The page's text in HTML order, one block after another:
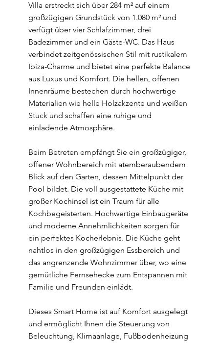
Villa erstreckt sich über 284 m² auf einem
großzügigen Grundstück von 1.080 m² und
verfügt über vier Schlafzimmer, drei
Badezimmer und ein Gäste-WC. Das Haus
verbindet zeitgenössischen Stil mit rustikalem
Ibiza-Charme und bietet eine perfekte Balance
aus Luxus und Komfort. Die hellen, offenen
Innenräume bestechen durch hochwertige
Materialien wie helle Holzakzente und weißen
Stuck und schaffen eine ruhige und
einladende Atmosphäre.
Beim Betreten empfängt Sie ein großzügiger,
offener Wohnbereich mit atemberaubendem
Blick auf den Garten, dessen Mittelpunkt der
Pool bildet. Die voll ausgestattete Küche mit
großer Kochinsel ist ein Traum für alle
Kochbegeisterten. Hochwertige Einbaugeräte
und moderne Annehmlichkeiten sorgen für
ein perfektes Kocherlebnis. Die Küche geht
nahtlos in den großzügigen Essbereich und
das angrenzende Wohnzimmer über, wo eine
gemütliche Fernsehecke zum Entspannen mit
Familie und Freunden einlädt.
Dieses Smart Home ist auf Komfort ausgelegt
und ermöglicht Ihnen die Steuerung von
Beleuchtung, Klimaanlage, Fußbodenheizung